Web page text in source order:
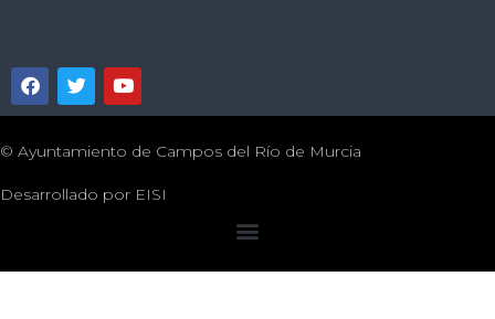
© Ayuntamiento de Campos del Río de Murcia
Desarrollado por EISI